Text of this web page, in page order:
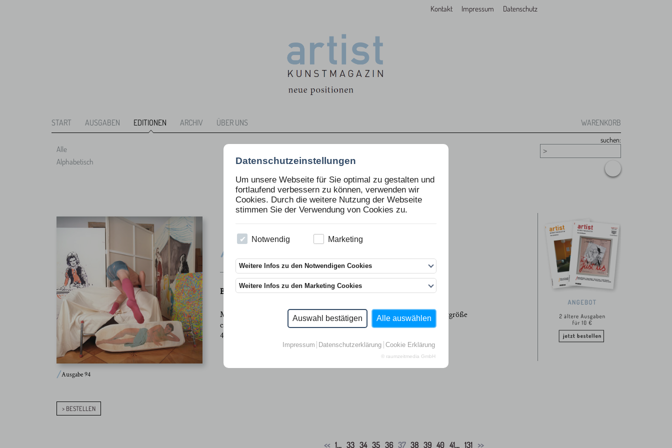
Datenschutzeinstellungen
Um unsere Webseite für Sie optimal zu gestalten und
fortlaufend verbessern zu können, verwenden wir
Cookies. Durch die weitere Nutzung der Webseite
stimmen Sie der Verwendung von Cookies zu.
Notwendig Marketing
Weitere Infos zu den Notwendigen Cookies
Weitere Infos zu den Marketing Cookies
Auswahl bestätigen Alle auswählen
Impressum Datenschutzerklärung Cookie Erklärung
© raumzeitmedia GmbH
Kontakt Impressum Datenschutz
START AUSGABEN EDITIONEN ARCHIV ÜBER UNS WARENKORB
suchen:
Alle
Alphabetisch
Ausgabe 94
> BESTELLEN
KERSTIN CMELKA
Beschreibung
Male!, 2012, 10 Exemplare, Farbfotografie, C-Print, ca. 40 × 40 cm (Blattgröße
ca. 50 × 60 cm), datiert, signiert und nummeriert.
450 Euro einschl. MwSt. plus Versandkosten
<< 1... 33 34 35 36 37 38 39 40 41... 131 >>